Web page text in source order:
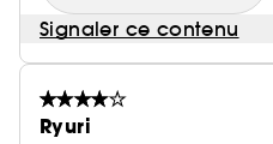
Signaler ce contenu
Ryuri